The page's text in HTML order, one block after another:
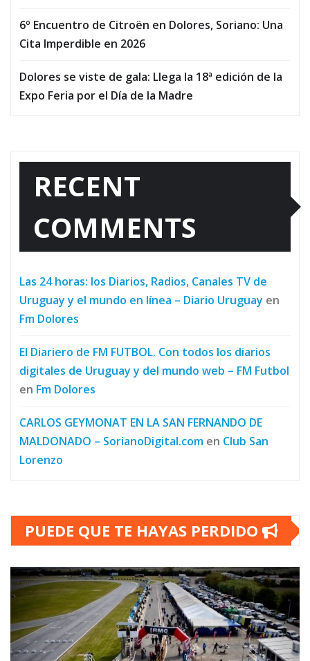
6º Encuentro de Citroën en Dolores, Soriano: Una
Cita Imperdible en 2026
Dolores se viste de gala: Llega la 18ª edición de la
Expo Feria por el Día de la Madre
RECENT
COMMENTS
Las 24 horas: los Diarios, Radios, Canales TV de
Uruguay y el mundo en línea – Diario Uruguay en
Fm Dolores
El Diariero de FM FUTBOL. Con todos los diarios
digitales de Uruguay y del mundo web – FM Futbol
en Fm Dolores
CARLOS GEYMONAT EN LA SAN FERNANDO DE
MALDONADO – SorianoDigital.com en Club San
Lorenzo
PUEDE QUE TE HAYAS PERDIDO